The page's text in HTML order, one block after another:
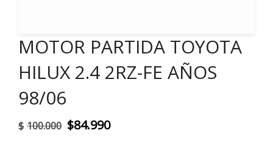
MOTOR PARTIDA TOYOTA
HILUX 2.4 2RZ-FE AÑOS
98/06
$ 100.000 El
$84.990El